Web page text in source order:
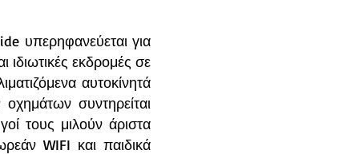
υπερηφανεύεται για
εκδρομές σε
αυτοκίνητά
συντηρείται
τους μιλούν άριστα
WIFI και παιδικά